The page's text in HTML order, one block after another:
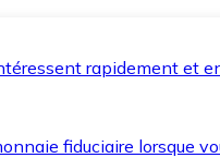
rapidement et
fiduciaire lorsque